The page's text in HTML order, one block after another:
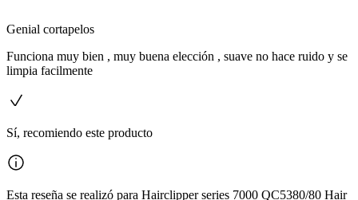
Genial cortapelos
Funciona muy bien , muy buena elección , suave no hace ruido y se
limpia facilmente
Sí, recomiendo este producto
Esta reseña se realizó para Hairclipper series 7000 QC5380/80 Hair